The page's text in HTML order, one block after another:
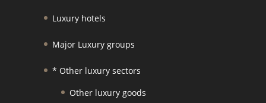
Luxury hotels
Major Luxury groups
* Other luxury sectors
Other luxury goods